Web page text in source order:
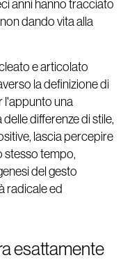
anni hanno tracciato
dando vita alla
e articolato
la definizione di
l'appunto una
differenze di stile,
lascia percepire
stesso tempo,
del gesto
radicale ed
esattamente